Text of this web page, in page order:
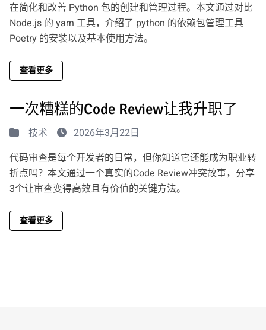
在简化和改善 Python 包的创建和管理过程。本文通过对比
Node.js 的 yarn 工具，介绍了 python 的依赖包管理工具
Poetry 的安装以及基本使用方法。
查看更多
一次糟糕的Code Review让我升职了
技术
2026年3月22日
代码审查是每个开发者的日常，但你知道它还能成为职业转
折点吗？本文通过一个真实的Code Review冲突故事，分享
3个让审查变得高效且有价值的关键方法。
查看更多